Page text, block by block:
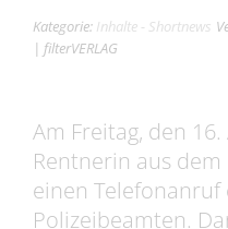
Kategorie: Inhalte - Shortnews
| filterVERLAG
Am Freitag, den
Rentnerin aus
einen Telefonanruf
Polizeibeamten.